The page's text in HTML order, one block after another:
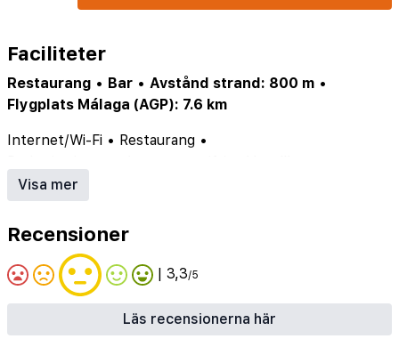
Faciliteter
Restaurang • Bar • Avstånd strand: 800 m •
Flygplats Málaga (AGP): 7.6 km
Internet/Wi-Fi • Restaurang •
Visa mer
Recensioner
| 3,3/5
Läs recensionerna här